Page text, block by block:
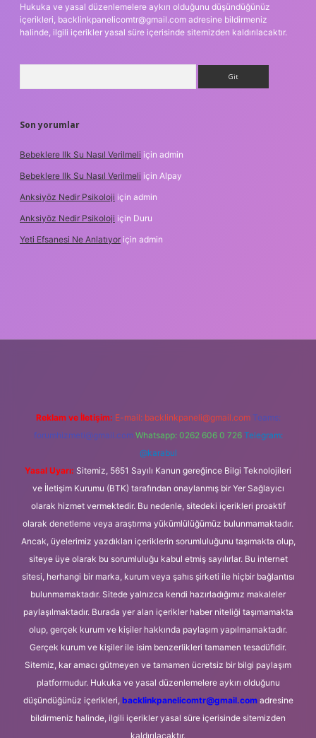
Hukuka ve yasal düzenlemelere aykırı olduğunu düşündüğünüz
içerikleri, backlinkpanelicomtr@gmail.com adresine bildirmeniz
halinde, ilgili içerikler yasal süre içerisinde sitemizden kaldırılacaktır.
Son yorumlar
Bebeklere Ilk Su Nasıl Verilmeli için admin
Bebeklere Ilk Su Nasıl Verilmeli için Alpay
Anksiyöz Nedir Psikoloji için admin
Anksiyöz Nedir Psikoloji için Duru
Yeti Efsanesi Ne Anlatıyor için admin
Reklam ve İletişim: E-mail: backlinkpaneli@gmail.com Teams:
forumhizmeti@gmail.com Whatsapp: 0262 606 0 726 Telegram:
@karabul
Yasal Uyarı: Sitemiz, 5651 Sayılı Kanun gereğince Bilgi Teknolojileri
ve İletişim Kurumu (BTK) tarafından onaylanmış bir Yer Sağlayıcı
olarak hizmet vermektedir. Bu nedenle, sitedeki içerikleri proaktif
olarak denetleme veya araştırma yükümlülüğümüz bulunmamaktadır.
Ancak, üyelerimiz yazdıkları içeriklerin sorumluluğunu taşımakta olup,
siteye üye olarak bu sorumluluğu kabul etmiş sayılırlar. Bu internet
sitesi, herhangi bir marka, kurum veya şahıs şirketi ile hiçbir bağlantısı
bulunmamaktadır. Sitede yalnızca kendi hazırladığımız makaleler
paylaşılmaktadır. Burada yer alan içerikler haber niteliği taşımamakta
olup, gerçek kurum ve kişiler hakkında paylaşım yapılmamaktadır.
Gerçek kurum ve kişiler ile isim benzerlikleri tamamen tesadüfidir.
Sitemiz, kar amacı gütmeyen ve tamamen ücretsiz bir bilgi paylaşım
platformudur. Hukuka ve yasal düzenlemelere aykırı olduğunu
düşündüğünüz içerikleri, backlinkpanelicomtr@gmail.comadresine
bildirmeniz halinde, ilgili içerikler yasal süre içerisinde sitemizden
kaldırılacaktır.